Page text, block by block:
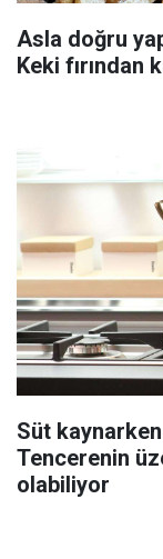
Asla doğru
Keki fırından
Süt
Tencerenin
olabiliyor